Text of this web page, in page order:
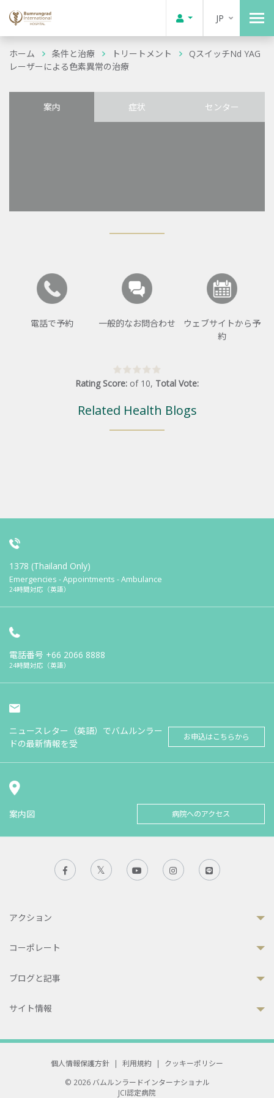
JP
ホーム 条件と治療 トリートメント
QスイッチNd YAG
レーザーによる色素異常の治療
案内 症状 センター
電話で予約 一般的なお問合わせ
ウェブサイトから予
約
Rating Score: of 10, Total Vote:
Related Health Blogs
1378 (Thailand Only)
Emergencies - Appointments - Ambulance
24時間対応（英語）
電話番号 +66 2066 8888
24時間対応（英語）
ニュースレター（英語）でバムルンラー
ドの最新情報を受
お申込はこちらから
案内図 病院へのアクセス
アクション
コーポレート
ブログと記事
サイト情報
個人情報保護方針 | 利用規約 |
クッキーポリシー
© 2026 バムルンラードインターナショナル
JCI認定病院